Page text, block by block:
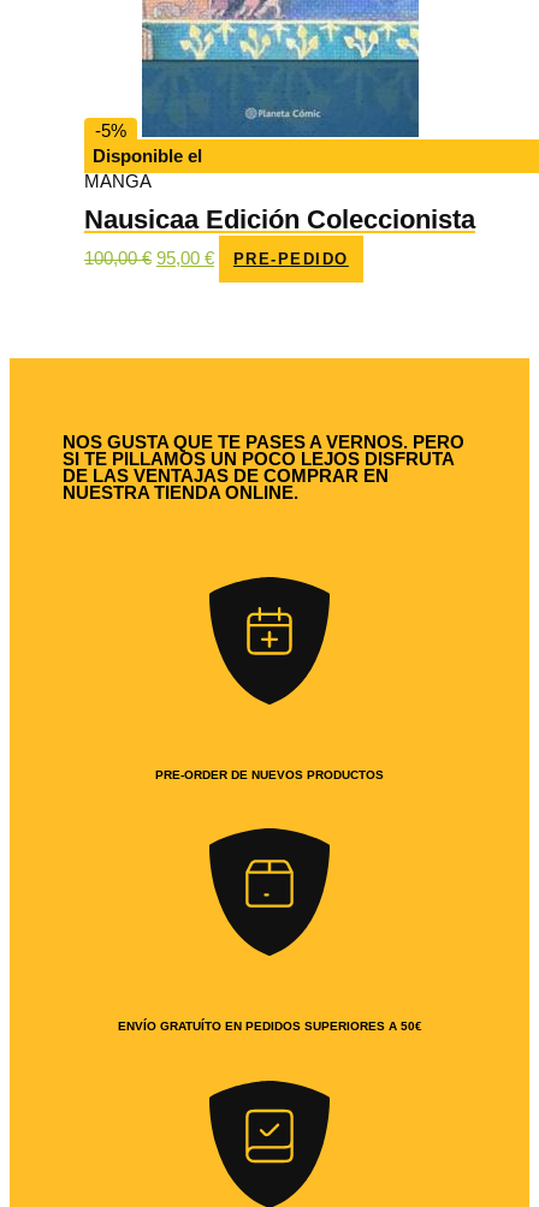
-5%
Disponible el
MANGA
Nausicaa Edición Coleccionista
100,00€ El
95,00 €El
PRE-PEDIDO
NOS GUSTA QUE TE PASES A VERNOS. PERO
SI TE PILLAMOS UN POCO LEJOS DISFRUTA
DE LAS VENTAJAS DE COMPRAR EN
NUESTRA TIENDA ONLINE.
PRE-ORDER DE NUEVOS PRODUCTOS
ENVÍO GRATUÍTO EN PEDIDOS SUPERIORES A 50€